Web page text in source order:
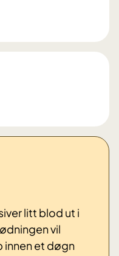
litt blod ut i
vil
innen et døgn